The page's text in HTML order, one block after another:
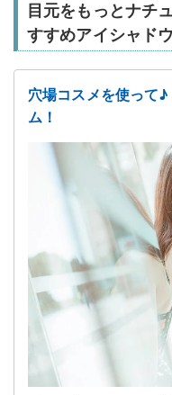
目元をもっとナチ
すすめアイシャド
穴場コスメを使って
ム！